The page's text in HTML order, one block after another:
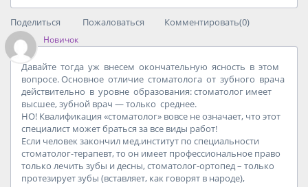
Поделиться Пожаловаться Комментировать(0)
Новичок
Давайте тогда уж внесем окончательную ясность в этом
вопросе.Основное отличие стоматолога от зубного врача
действительно в уровне образования:стоматолог имеет
высшее,зубной врач —только среднее.
НО! Квалификация «стоматолог» вовсе не означает, что этот
специалист может браться за все виды работ!
Если человек закончил мед.институт по специальности
стоматолог-терапевт, то он имеет профессиональное право
только лечить зубы и десны, стоматолог-ортопед – только
протезирует зубы (вставляет, как говорят в народе),